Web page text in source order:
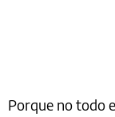
Porque no todo